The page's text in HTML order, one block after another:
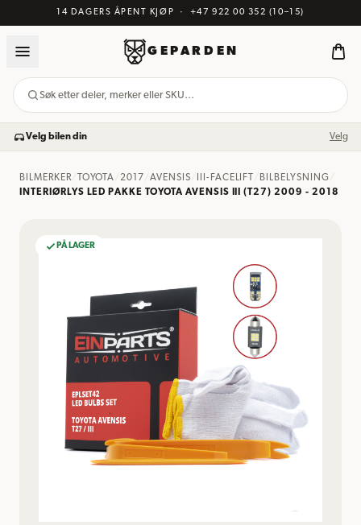
14 DAGERS ÅPENT KJØP · +47 922 00 352 (10–15)
GEPARDEN
Søk etter deler, merker eller SKU…
Velg bilen din Velg
BILMERKER/ TOYOTA /2017 /AVENSIS III-FACELIFT BILBELYSNING
INTERIØRLYS LED PAKKE TOYOTA AVENSIS III (T27) 2009 - 2018
PÅ LAGER